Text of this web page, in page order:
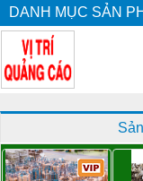
DANH MỤC SẢN